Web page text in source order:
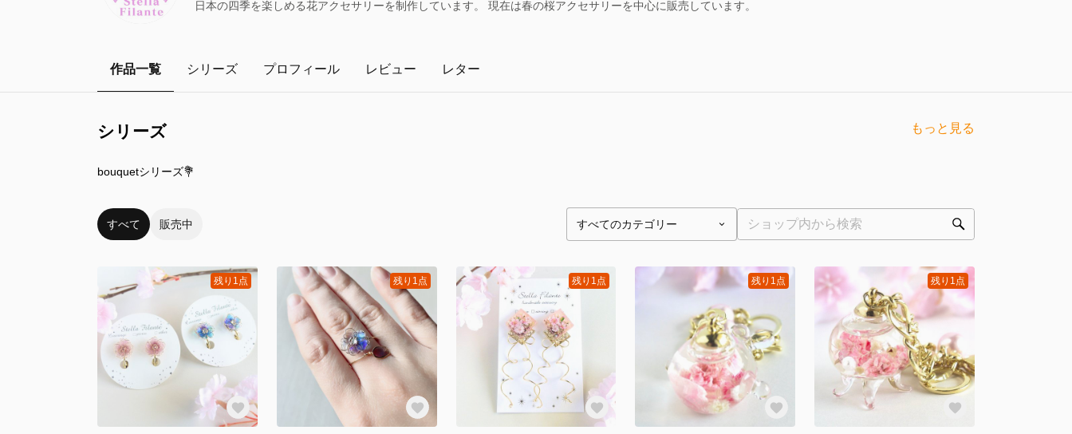
日本の四季を楽しめる花アクセサリーを制作しています。 現在は春の桜アクセサリーを中心に販売しています。
作品一覧 シリーズ プロフィール レビュー レター
シリーズ もっと見る
bouquetシリーズ💐
すべて 販売中
残り1点 残り1点 残り1点 残り1点 残り1点